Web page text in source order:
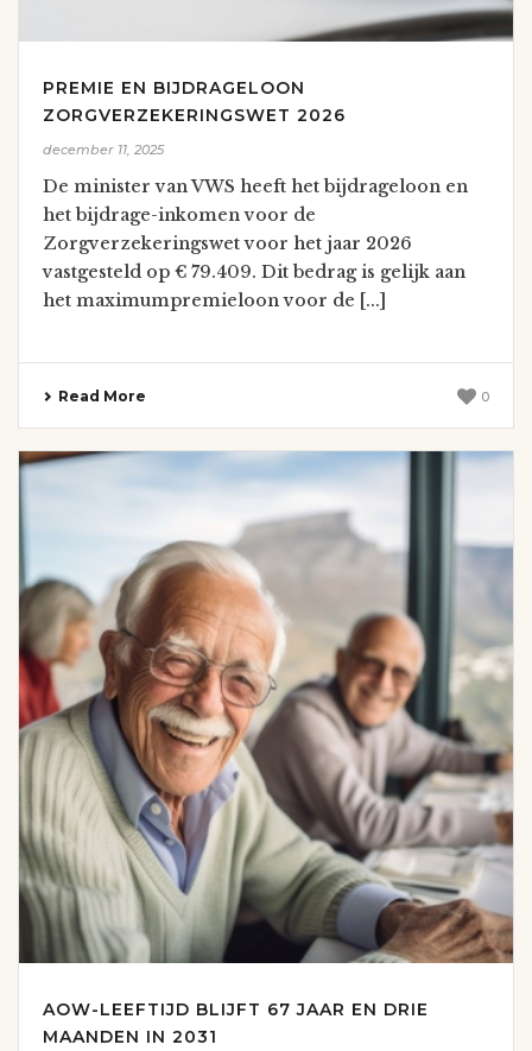
PREMIE EN BIJDRAGELOON
ZORGVERZEKERINGSWET 2026
december 11, 2025
De minister van VWS heeft het bijdrageloon en
het bijdrage-inkomen voor de
Zorgverzekeringswet voor het jaar 2026
vastgesteld op € 79.409. Dit bedrag is gelijk aan
het maximumpremieloon voor de [...]
Read More 0
AOW-LEEFTIJD BLIJFT 67 JAAR EN DRIE
MAANDEN IN 2031